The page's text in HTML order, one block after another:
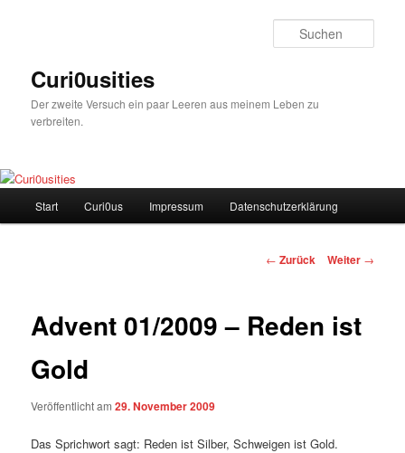
Curi0usities
Der zweite Versuch ein paar Leeren aus meinem Leben zu
verbreiten.
Start Curi0us Impressum Datenschutzerklärung
Beitrags-
← Zurück Weiter →
Advent 01/2009 – Reden ist
Gold
Veröffentlicht am29. November 2009
Das Sprichwort sagt: Reden ist Silber, Schweigen ist Gold.